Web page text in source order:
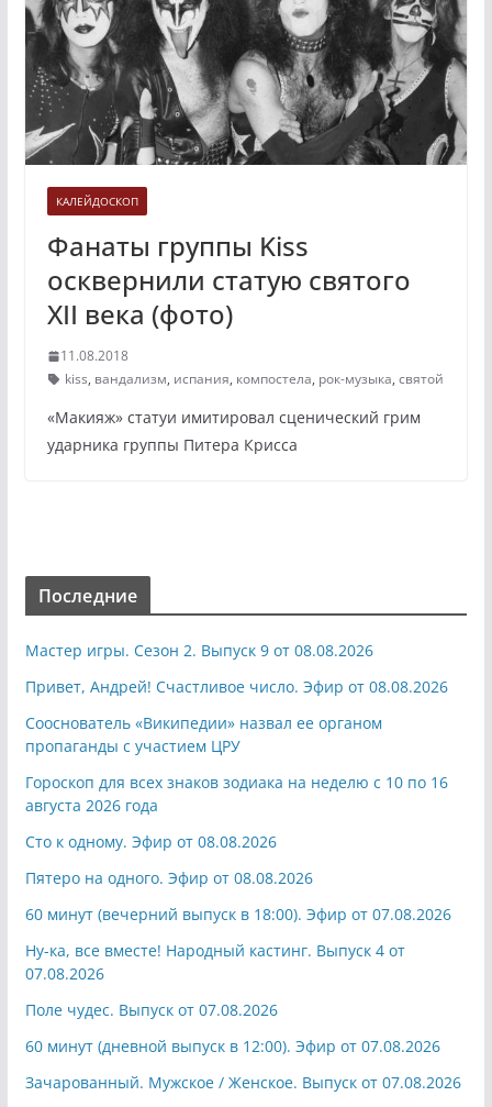
КАЛЕЙДОСКОП
Фанаты группы Kiss
осквернили статую святого
XII века (фото)
11.08.2018
kiss, вандализм, испания, компостела, рок-музыка, святой
«Макияж» статуи имитировал сценический грим
ударника группы Питера Крисса
Последние
Мастер игры. Сезон 2. Выпуск 9 от 08.08.2026
Привет, Андрей! Счастливое число. Эфир от 08.08.2026
Сооснователь «Википедии» назвал ее органом
пропаганды с участием ЦРУ
Гороскоп для всех знаков зодиака на неделю с 10 по 16
августа 2026 года
Сто к одному. Эфир от 08.08.2026
Пятеро на одного. Эфир от 08.08.2026
60 минут (вечерний выпуск в 18:00). Эфир от 07.08.2026
Ну-ка, все вместе! Народный кастинг. Выпуск 4 от
07.08.2026
Поле чудес. Выпуск от 07.08.2026
60 минут (дневной выпуск в 12:00). Эфир от 07.08.2026
Зачарованный. Мужское / Женское. Выпуск от 07.08.2026